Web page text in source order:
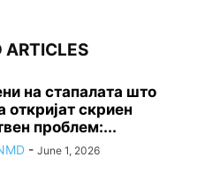
ARTICLES
на стапалата што
скриен
проблем:...
- June 1, 2026